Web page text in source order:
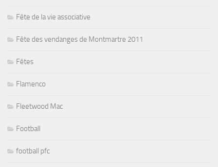
Fête de la vie associative
Fête des vendanges de Montmartre 2011
Fêtes
Flamenco
Fleetwood Mac
Football
football pfc